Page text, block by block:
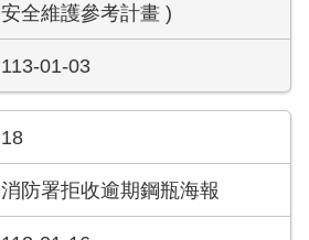
安全維護參考計畫 )
113-01-03
18
消防署拒收逾期鋼瓶海報